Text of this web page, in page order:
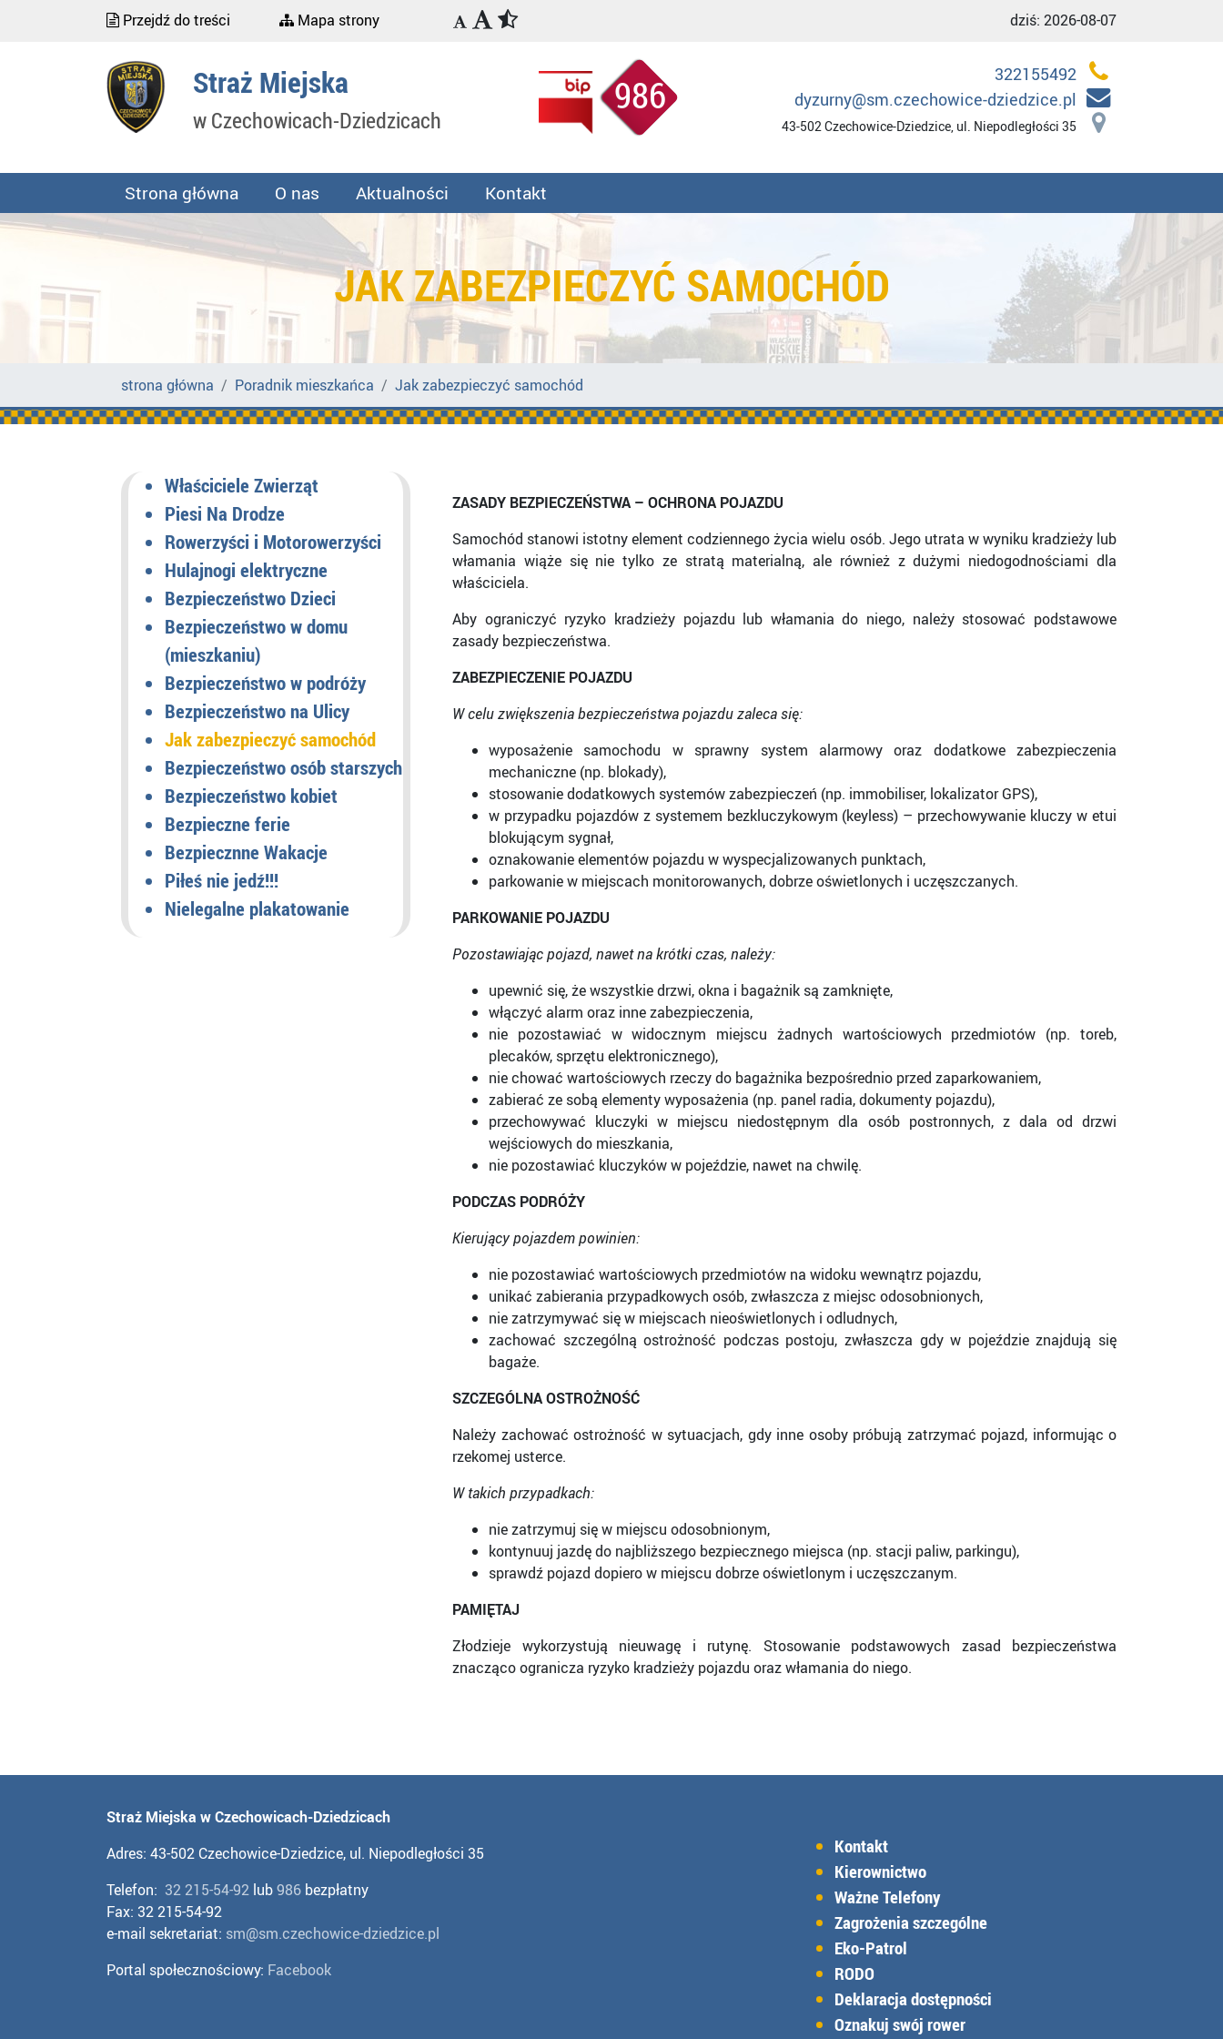
Przejdź do treści Mapa strony dziś: 2026-08-07
Straż Miejska
w Czechowicach-Dziedzicach
986
322155492
dyzurny@sm.czechowice-dziedzice.pl
43-502 Czechowice-Dziedzice, ul. Niepodległości 35
Strona główna O nas Aktualności Kontakt
JAK ZABEZPIECZYĆ SAMOCHÓD
strona główna Poradnik mieszkańca Jak zabezpieczyć samochód
Właściciele Zwierząt
Piesi Na Drodze
Rowerzyści i Motorowerzyści
Hulajnogi elektryczne
Bezpieczeństwo Dzieci
Bezpieczeństwo w domu
(mieszkaniu)
Bezpieczeństwo w podróży
Bezpieczeństwo na Ulicy
Jak zabezpieczyć samochód
Bezpieczeństwo osób starszych
Bezpieczeństwo kobiet
Bezpieczne ferie
Bezpiecznne Wakacje
Piłeś nie jedź!!!
Nielegalne plakatowanie
ZASADY BEZPIECZEŃSTWA – OCHRONA POJAZDU
Samochód stanowi istotny element codziennego życia wielu osób. Jego utrata w wyniku kradzieży lub
włamania wiąże się nie tylko ze stratą materialną, ale również z dużymi niedogodnościami dla
właściciela.
Aby ograniczyć ryzyko kradzieży pojazdu lub włamania do niego, należy stosować podstawowe
zasady bezpieczeństwa.
ZABEZPIECZENIE POJAZDU
W celu zwiększenia bezpieczeństwa pojazdu zaleca się:
wyposażenie samochodu w sprawny system alarmowy oraz dodatkowe zabezpieczenia
mechaniczne (np. blokady),
stosowanie dodatkowych systemów zabezpieczeń (np. immobiliser, lokalizator GPS),
w przypadku pojazdów z systemem bezkluczykowym (keyless) – przechowywanie kluczy w etui
blokującym sygnał,
oznakowanie elementów pojazdu w wyspecjalizowanych punktach,
parkowanie w miejscach monitorowanych, dobrze oświetlonych i uczęszczanych.
PARKOWANIE POJAZDU
Pozostawiając pojazd, nawet na krótki czas, należy:
upewnić się, że wszystkie drzwi, okna i bagażnik są zamknięte,
włączyć alarm oraz inne zabezpieczenia,
nie pozostawiać w widocznym miejscu żadnych wartościowych przedmiotów (np. toreb,
plecaków, sprzętu elektronicznego),
nie chować wartościowych rzeczy do bagażnika bezpośrednio przed zaparkowaniem,
zabierać ze sobą elementy wyposażenia (np. panel radia, dokumenty pojazdu),
przechowywać kluczyki w miejscu niedostępnym dla osób postronnych, z dala od drzwi
wejściowych do mieszkania,
nie pozostawiać kluczyków w pojeździe, nawet na chwilę.
PODCZAS PODRÓŻY
Kierujący pojazdem powinien:
nie pozostawiać wartościowych przedmiotów na widoku wewnątrz pojazdu,
unikać zabierania przypadkowych osób, zwłaszcza z miejsc odosobnionych,
nie zatrzymywać się w miejscach nieoświetlonych i odludnych,
zachować szczególną ostrożność podczas postoju, zwłaszcza gdy w pojeździe znajdują się
bagaże.
SZCZEGÓLNA OSTROŻNOŚĆ
Należy zachować ostrożność w sytuacjach, gdy inne osoby próbują zatrzymać pojazd, informując o
rzekomej usterce.
W takich przypadkach:
nie zatrzymuj się w miejscu odosobnionym,
kontynuuj jazdę do najbliższego bezpiecznego miejsca (np. stacji paliw, parkingu),
sprawdź pojazd dopiero w miejscu dobrze oświetlonym i uczęszczanym.
PAMIĘTAJ
Złodzieje wykorzystują nieuwagę i rutynę. Stosowanie podstawowych zasad bezpieczeństwa
znacząco ogranicza ryzyko kradzieży pojazdu oraz włamania do niego.
Straż Miejska w Czechowicach-Dziedzicach
Adres: 43-502 Czechowice-Dziedzice, ul. Niepodległości 35
Telefon: 32 215-54-92 lub986 bezpłatny
Fax: 32 215-54-92
e-mail sekretariat: sm@sm.czechowice-dziedzice.pl
Portal społecznościowy: Facebook
Kontakt
Kierownictwo
Ważne Telefony
Zagrożenia szczególne
Eko-Patrol
RODO
Deklaracja dostępności
Oznakuj swój rower